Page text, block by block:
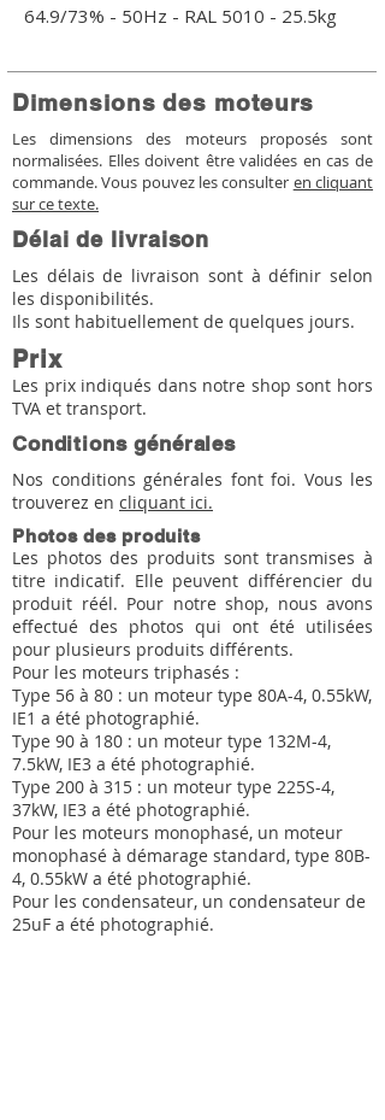
64.9/73% - 50Hz - RAL 5010 - 25.5kg
Dimensions des moteurs
Les dimensions des moteurs proposés sont
normalisées. Elles doivent être validées en cas de
commande. Vous pouvez les consulter en cliquant
sur ce texte.
Délai de livraison
Les délais de livraison sont à définir selon
les disponibilités.
Ils sont habituellement de quelques jours.
Prix
Les prix indiqués dans notre shop sont hors
TVA et transport.
Conditions générales
Nos conditions générales font foi. Vous les
trouverez en cliquant ici.
Photos des produits
Les photos des produits sont transmises à
titre indicatif. Elle peuvent différencier du
produit réél. Pour notre shop, nous avons
effectué des photos qui ont été utilisées
pour plusieurs produits différents.
Pour les moteurs triphasés :
Type 56 à 80 : un moteur type 80A-4, 0.55kW,
IE1 a été photographié.
Type 90 à 180 : un moteur type 132M-4,
7.5kW, IE3 a été photographié.
Type 200 à 315 : un moteur type 225S-4,
37kW, IE3 a été photographié.
Pour les moteurs monophasé, un moteur
monophasé à démarage standard, type 80B-
4, 0.55kW a été photographié.
Pour les condensateur, un condensateur de
25uF a été photographié.